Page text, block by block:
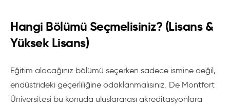
Hangi Bölümü Seçmelisiniz? (Lisans &
Yüksek Lisans)
Eğitim alacağınız bölümü seçerken sadece ismine değil,
endüstrideki geçerliliğine odaklanmalısınız. De Montfort
Üniversitesi bu konuda uluslararası akreditasyonlara